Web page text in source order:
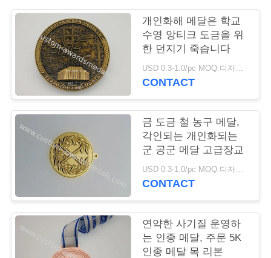
리
주
뉴
스
개인화해 메달은 학교
수영 앙티크 도금을 위
한 던지기 죽습니다
USD 0.3-1.0/pc MOQ:디자인 당 100 PC
CONTACT
금 도금 철 농구 메달,
각인되는 개인화되는
군 공군 메달 고급장교
USD 0.3-1.0/pc MOQ:디자인 당 100 PC
CONTACT
연약한 사기질 운영하
는 인종 메달, 주문 5K
인종 메달 목 리본